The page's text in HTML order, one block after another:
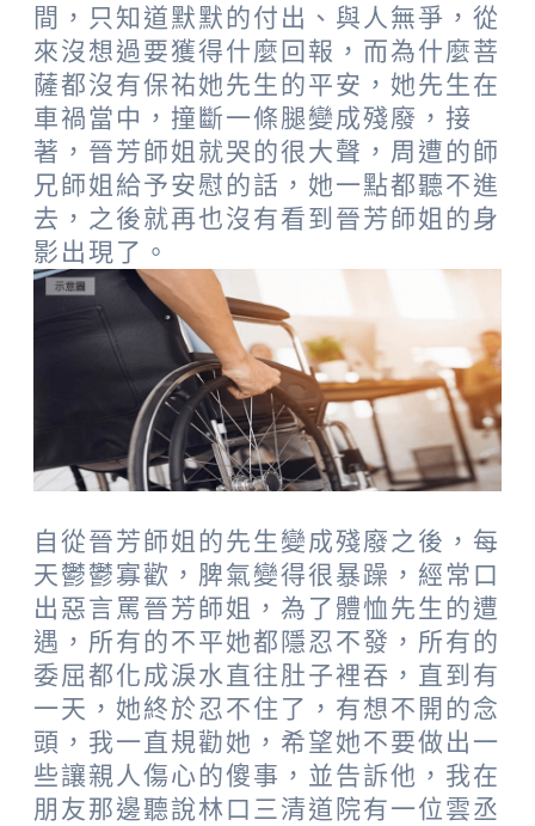
間，只知道默默的付出、與人無爭，從
來沒想過要獲得什麼回報，而為什麼菩
薩都沒有保祐她先生的平安，她先生在
車禍當中，撞斷一條腿變成殘廢，接
著，晉芳師姐就哭的很大聲，周遭的師
兄師姐給予安慰的話，她一點都聽不進
去，之後就再也沒有看到晉芳師姐的身
影出現了。
自從晉芳師姐的先生變成殘廢之後，每
天鬱鬱寡歡，脾氣變得很暴躁，經常口
出惡言罵晉芳師姐，為了體恤先生的遭
遇，所有的不平她都隱忍不發，所有的
委屈都化成淚水直往肚子裡吞，直到有
一天，她終於忍不住了，有想不開的念
頭，我一直規勸她，希望她不要做出一
些讓親人傷心的傻事，並告訴他，我在
朋友那邊聽說林口三清道院有一位雲丞